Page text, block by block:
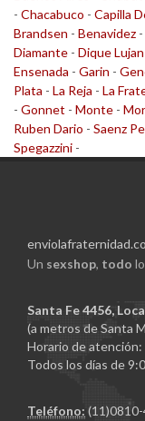
- Chacabuco - Capilla
Brandsen - Benavidez -
Diamante - Dique Lujan
Ensenada - Garin -
Plata - La Reja - La
- Gonnet - Monte -
Ruben Dario - Saenz
Spegazzini -
Un sexshop, todo lo
Santa Fe 4456,
(a metros de Santa
Horario de atención:
Todos los días de
Teléfono: